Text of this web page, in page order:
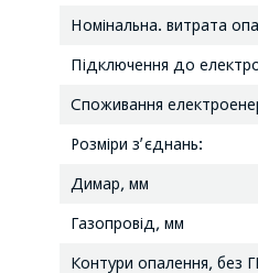
Номінальна. витрата
Підключення до
Споживання
Розміри з’єднань:
Димар, мм
Газопровід, мм
Контури опалення, без